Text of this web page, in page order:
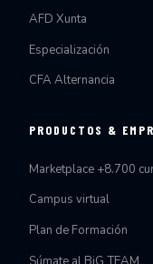
AFD Xunta
Especialización
CFA Alternancia
PRODUCTOS &
Marketplace +8.700
Campus virtual
Plan de Formación